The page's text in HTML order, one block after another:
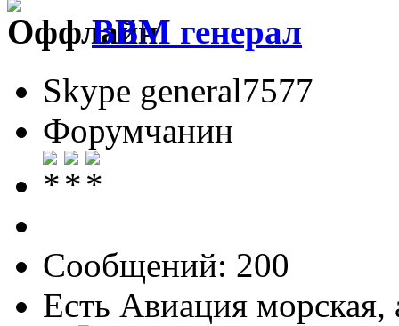
ВВМ генерал
Skype general7577
Форумчанин
Сообщений: 200
Есть Авиация морская,